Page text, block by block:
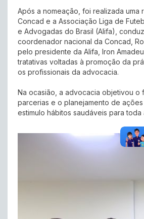
Após a nomeação, foi realizada uma
Concad e a Associação Liga de
e Advogadas do Brasil (Alifa),
coordenador nacional da Concad,
pelo presidente da Alifa, Iron
tratativas voltadas à promoção da
os profissionais da advocacia.
Na ocasião, a advocacia objetivou o
parcerias e o planejamento de
estimulo hábitos saudáveis para toda